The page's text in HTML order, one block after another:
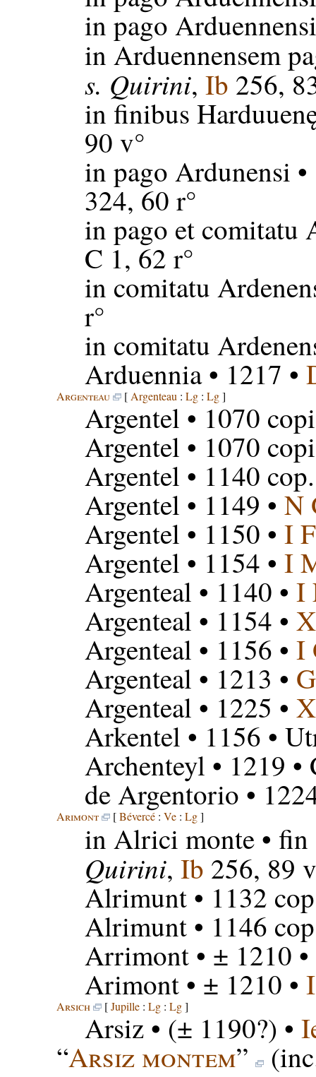
in pago Arduennensi
in Arduennensem
s. Quirini, Ib 256,
in finibus
90 v°
in pago Ardunensi
324, 60 r°
in pago et comitatu
C 1, 62 r°
in comitatu
r°
in comitatu
Arduennia• 1217 •
Argenteau [ Argenteau : Lg: Lg]
Argentel • 1070
Argentel • 1070
Argentel • 1140
Argentel • 1149 • N
Argentel • 1150 • I F
Argentel • 1154 • I
Argenteal • 1140 • I
Argenteal • 1154 •
Argenteal • 1156 • I
Argenteal • 1213 •
Argenteal • 1225 •
Arkentel • 1156 •
Archenteyl • 1219
de Argentorio •
Arimont [Bévercé: Ve: Lg]
in Alrici monte• fin
Quirini, Ib 256, 89
Alrimunt• 1132
Alrimunt• 1146
Arrimont• ± 1210 •
Arimont• ± 1210 •
Arsich [Jupille: Lg: Lg]
Arsiz• (± 1190?) •
“Arsiz montem”